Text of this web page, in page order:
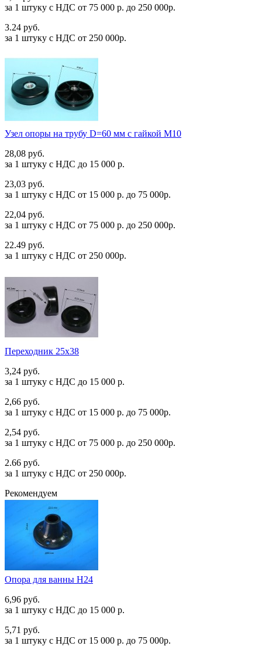
за 1 штуку c НДС от 75 000 р. до 250 000р.
3.24 руб.
за 1 штуку c НДС от 250 000р.
Узел опоры на трубу D=60 мм с гайкой М10
28,08 руб.
за 1 штуку c НДС до 15 000 р.
23,03 руб.
за 1 штуку c НДС от 15 000 р. до 75 000р.
22,04 руб.
за 1 штуку c НДС от 75 000 р. до 250 000р.
22.49 руб.
за 1 штуку c НДС от 250 000р.
Переходник 25х38
3,24 руб.
за 1 штуку c НДС до 15 000 р.
2,66 руб.
за 1 штуку c НДС от 15 000 р. до 75 000р.
2,54 руб.
за 1 штуку c НДС от 75 000 р. до 250 000р.
2.66 руб.
за 1 штуку c НДС от 250 000р.
Рекомендуем
Опора для ванны Н24
6,96 руб.
за 1 штуку c НДС до 15 000 р.
5,71 руб.
за 1 штуку c НДС от 15 000 р. до 75 000р.